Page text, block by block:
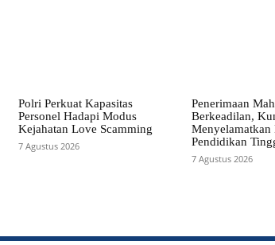
Polri Perkuat Kapasitas
Personel Hadapi Modus
Kejahatan Love Scamming
7 Agustus 2026
Penerimaan
Berkeadilan,
Menyelamatkan
Pendidikan
7 Agustus 2026